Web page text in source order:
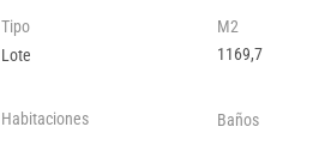
Tipo
Lote
Habitaciones
M2
1169,7
Baños